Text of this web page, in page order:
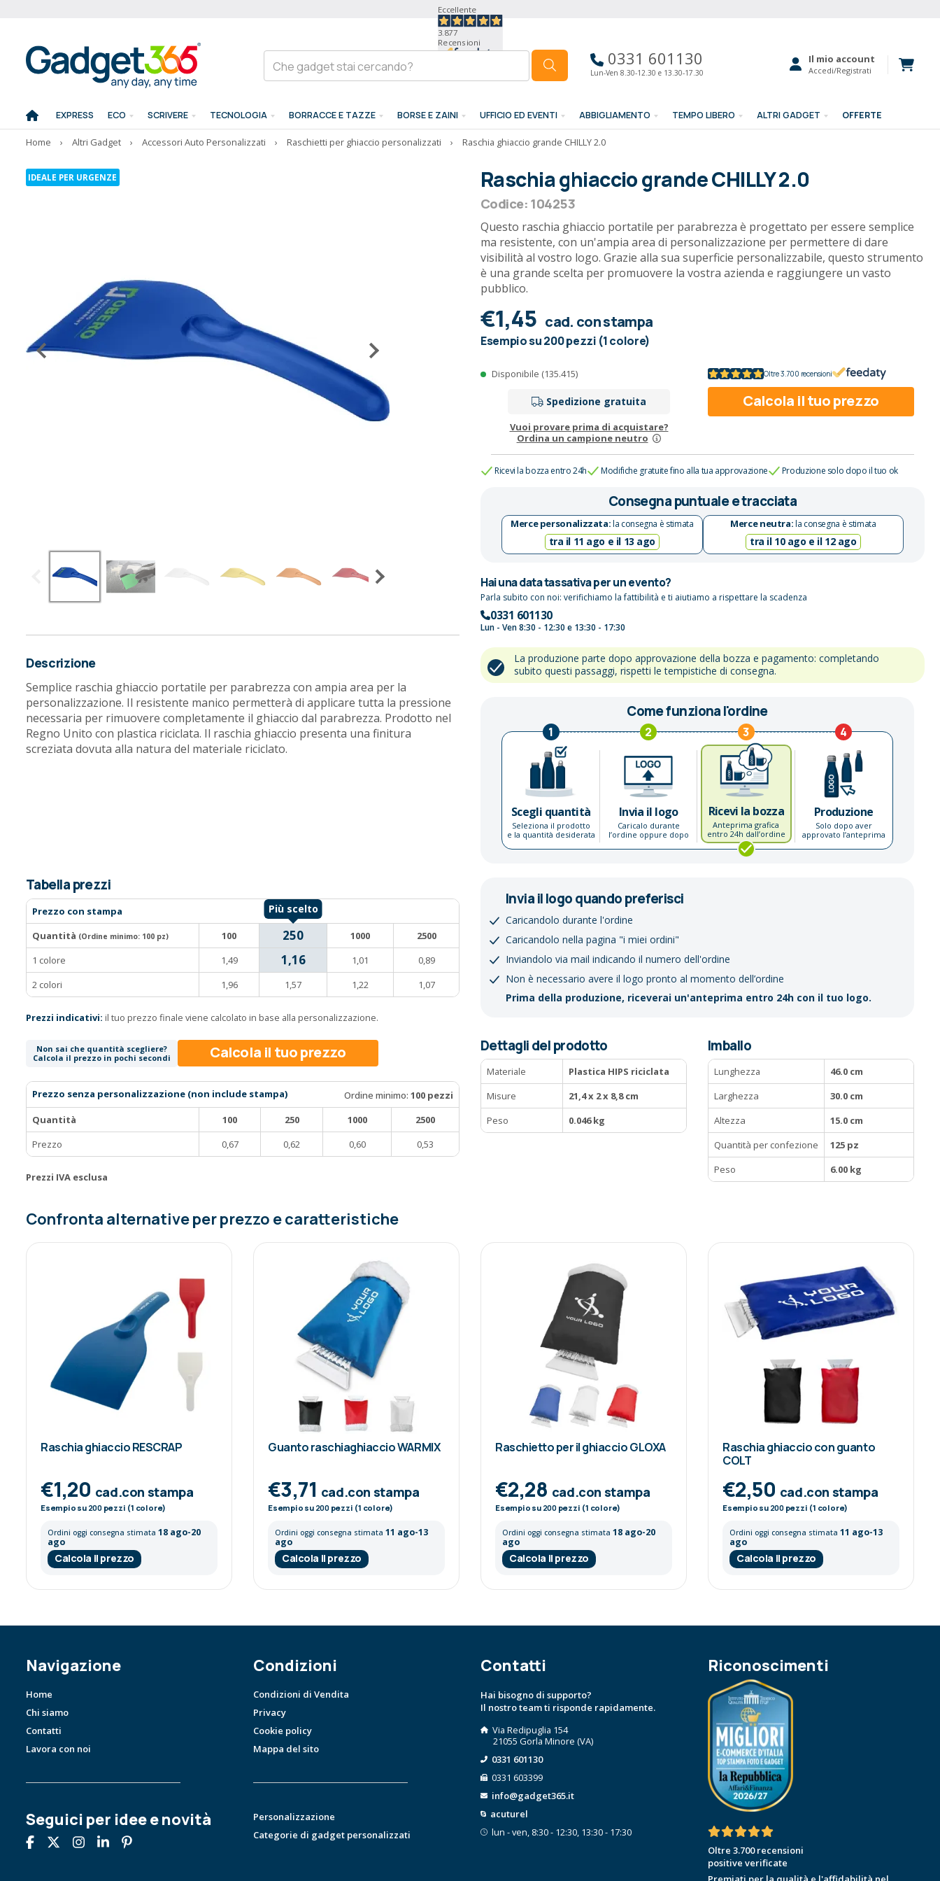
Eccellente
3.877
Recensioni
0331 601130
Lun-Ven 8.30-12.30 e 13.30-17.30
Il mio account
Accedi/Registrati
EXPRESS ECO SCRIVERE TECNOLOGIA BORRACCE E TAZZE BORSE E ZAINI UFFICIO ED EVENTI ABBIGLIAMENTO TEMPO LIBERO ALTRI GADGET OFFERTE
Home › Altri Gadget › Accessori Auto Personalizzati › Raschietti per ghiaccio personalizzati › Raschia ghiaccio grande CHILLY 2.0
IDEALE PER URGENZE
Descrizione
Semplice raschia ghiaccio portatile per parabrezza con ampia area per la
personalizzazione. Il resistente manico permetterà di applicare tutta la pressione
necessaria per rimuovere completamente il ghiaccio dal parabrezza. Prodotto nel
Regno Unito con plastica riciclata. Il raschia ghiaccio presenta una finitura
screziata dovuta alla natura del materiale riciclato.
Raschia ghiaccio grande CHILLY 2.0
Codice: 104253
Questo raschia ghiaccio portatile per parabrezza è progettato per essere semplice
ma resistente, con un'ampia area di personalizzazione per permettere di dare
visibilità al vostro logo. Grazie alla sua superficie personalizzabile, questo strumento
è una grande scelta per promuovere la vostra azienda e raggiungere un vasto
pubblico.
€1,45 cad. con stampa
Esempio su 200 pezzi (1 colore)
Disponibile (135.415)
Spedizione gratuita
Vuoi provare prima di acquistare?
Ordina un campione neutro
Oltre 3.700 recensioni
Calcola il tuo prezzo
Ricevi la bozza entro 24h Modifiche gratuite fino alla tua approvazione Produzione solo dopo il tuo ok
Consegna puntuale e tracciata
Merce personalizzata:la consegna è stimata
tra il 11 ago e il 13 ago
Merce neutra:la consegna è stimata
tra il 10 ago e il 12 ago
Hai una data tassativa per un evento?
Parla subito con noi: verifichiamo la fattibilità e ti aiutiamo a rispettare la scadenza
0331 601130
Lun - Ven 8:30 - 12:30 e 13:30 - 17:30
La produzione parte dopo approvazione della bozza e pagamento: completando
subito questi passaggi, rispetti le tempistiche di consegna.
Come funziona l'ordine
1
Scegli quantità
Seleziona il prodotto
e la quantità desiderata
2
Invia il logo
Caricalo durante
l’ordine oppure dopo
3
Ricevi la bozza
Anteprima grafica
entro 24h dall’ordine
4
Produzione
Solo dopo aver
approvato l’anteprima
Tabella prezzi
Prezzo con stampa
Quantità (Ordine minimo: 100 pz) 100 250 1000
2500
1 colore
1,49 1,16 1,01
0,89
2 colori
1,96 1,57 1,22 1,07
Prezzi indicativi: il tuo prezzo finale viene calcolato in base alla personalizzazione.
Non sai che quantità scegliere?
Calcola il prezzo in pochi secondi
Calcola il tuo prezzo
Prezzo senza personalizzazione (non include stampa) Ordine minimo: 100 pezzi
Quantità
100 250 1000
2500
Prezzo
0,67 0,62 0,60 0,53
Prezzi IVA esclusa
Invia il logo quando preferisci
Caricandolo durante l'ordine
Caricandolo nella pagina "i miei ordini"
Inviandolo via mail indicando il numero dell'ordine
Non è necessario avere il logo pronto al momento dell’ordine
Prima della produzione, riceverai un'anteprima entro 24h con il tuo logo.
Dettagli del prodotto
Materiale
Plastica HIPS riciclata
Misure
21,4 x 2 x 8,8 cm
Peso
0.046 kg
Imballo
Lunghezza
46.0 cm
Larghezza
30.0 cm
Altezza
15.0 cm
Quantità per confezione
125 pz
Peso
6.00 kg
Confronta alternative per prezzo e caratteristiche
Raschia ghiaccio RESCRAP
€1,20 cad.con stampa
Esempio su 200pezzi (1 colore)
Ordini oggi consegna stimata 18 ago-20
ago
Calcola il prezzo
Guanto raschiaghiaccio WARMIX
€3,71 cad.con stampa
Esempio su 200pezzi (1 colore)
Ordini oggi consegna stimata 11 ago-13
ago
Calcola il prezzo
Raschietto per il ghiaccio GLOXA
€2,28 cad.con stampa
Esempio su 200pezzi (1 colore)
Ordini oggi consegna stimata 18 ago-20
ago
Calcola il prezzo
Raschia ghiaccio con guanto
COLT
€2,50 cad.con stampa
Esempio su 200pezzi (1 colore)
Ordini oggi consegna stimata 11 ago-13
ago
Calcola il prezzo
Navigazione
Home
Chi siamo
Contatti
Lavora con noi
Seguici per idee e novità
Condizioni
Condizioni di Vendita
Privacy
Cookie policy
Mappa del sito
Personalizzazione
Categorie di gadget personalizzati
Contatti
Hai bisogno di supporto?
Il nostro team ti risponde rapidamente.
Via Redipuglia 154
21055 Gorla Minore (VA)
0331 601130
0331 603399
info@gadget365.it
acuturel
lun - ven, 8:30 - 12:30, 13:30 - 17:30
Riconoscimenti
Oltre 3.700 recensioni
positive verificate